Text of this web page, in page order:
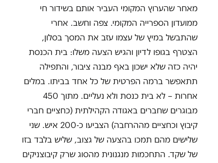
מאחר שהערוץ המקומי העביר אותם בשידור חי
ממועדון הספרייה המקומי. צפה וחשב. אחרי
שהתבשל במיץ של עצמו עזב את המסך בסלון,
הצטרף בגופו לדיון והגיש הצעה משלו: בית הכנסת
יהיה כזה שלא ישכון באף מבנה ציבור, והתפילה
תתאפשר ברמה הפרטית של כל אחד בביתו. במלים
אחרות – לא בית כנסת ולא נעליים. מתוך 450
מבוגרים שחברים באגודה הקהילתית (כחציים חברי
קיבוץ וכחציים מההרחבה) הצביעו כ-200 איש. שני
שלישים מהם תמכו בהצעה של גצוב, שליש בלבד בזו
של שקד. התחכמות מנגנונית מהסוג שרק קיבוצניקים